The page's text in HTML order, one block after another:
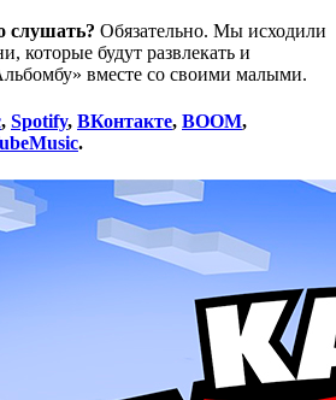
слушать? Обязательно. Мы исходили
которые будут развлекать и
вместе со своими малыми.
, Spotify, ВКонтакте, BOOM,
.